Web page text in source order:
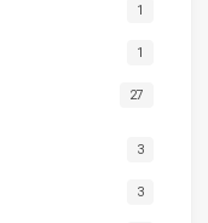
1
1
27
3
3